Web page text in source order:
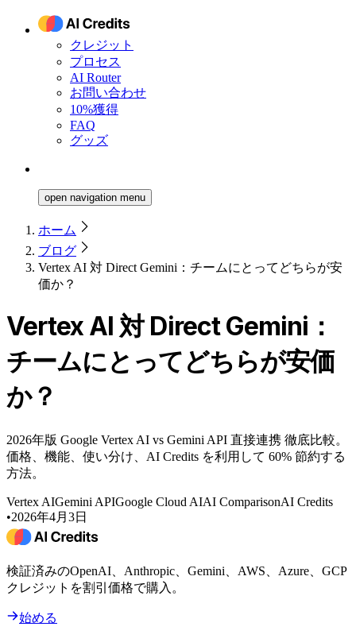
クレジット
プロセス
AI Router
お問い合わせ
10%獲得
FAQ
グッズ
open navigation menu
ホーム
ブログ
Vertex AI 対 Direct Gemini：チームにとってどちらが安
価か？
Vertex AI 対 Direct Gemini：
チームにとってどちらが安価
か？
2026年版 Google Vertex AI vs Gemini API 直接連携 徹底比較。
価格、機能、使い分け、AI Credits を利用して 60% 節約する
方法。
Vertex AIGemini APIGoogle Cloud AIAI ComparisonAI Credits
•2026年4月3日
検証済みのOpenAI、Anthropic、Gemini、AWS、Azure、GCP
クレジットを割引価格で購入。
始める